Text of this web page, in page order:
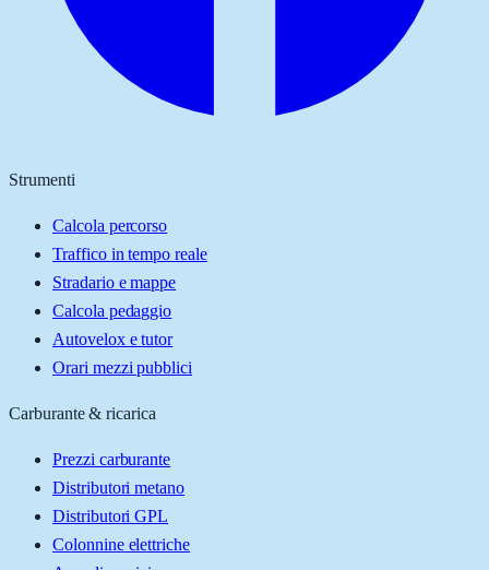
Strumenti
Calcola percorso
Traffico in tempo reale
Stradario e mappe
Calcola pedaggio
Autovelox e tutor
Orari mezzi pubblici
Carburante & ricarica
Prezzi carburante
Distributori metano
Distributori GPL
Colonnine elettriche